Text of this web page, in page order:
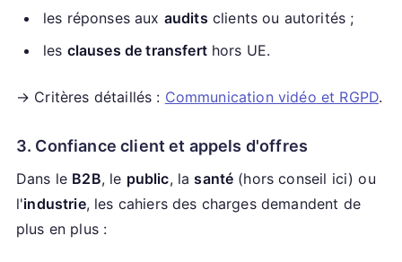
les réponses aux audits clients ou autorités ;
les clauses de transferthors UE.
→ Critères détaillés : Communication vidéo et RGPD.
3. Confiance client et appels d'offres
Dans le B2B, le public, lasanté (hors conseil ici) ou
l'industrie, les cahiers des charges demandent de
plus en plus :